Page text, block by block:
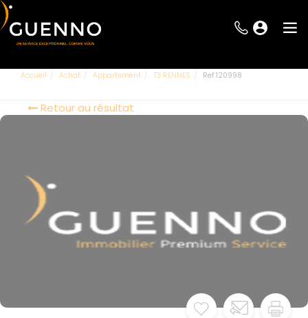
Accueil Achat Appartement T3 RENNES Ref 120998
Retour au résultat